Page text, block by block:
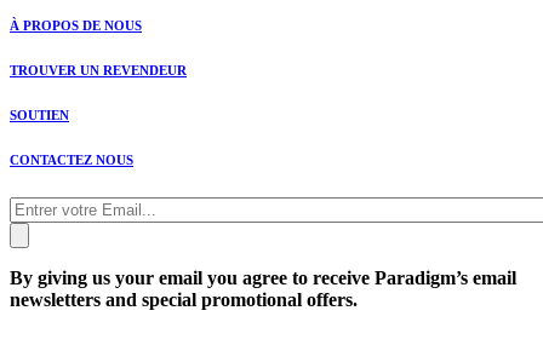
À PROPOS DE NOUS
TROUVER UN REVENDEUR
SOUTIEN
CONTACTEZ NOUS
By giving us your email you agree to receive Paradigm’s email
newsletters and special promotional offers.